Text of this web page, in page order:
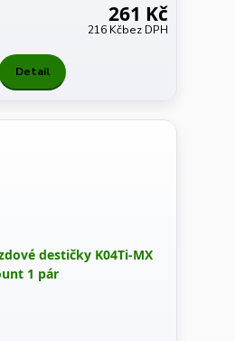
261 Kč
216 Kčbez DPH
Detail